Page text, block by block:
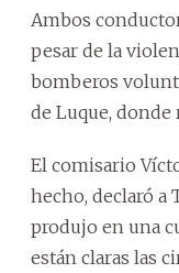
Ambos
pesar de la
bomberos
de Luque,
El comisario
hecho, declaró a
produjo en una
están claras las